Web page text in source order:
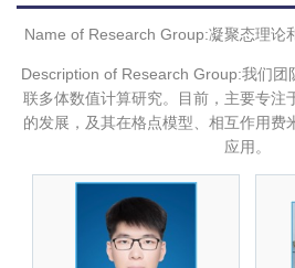
Name of Research Group:凝聚态理论
Description of Research Group:我们团
联多体数值计算研究。目前，主要专注
的发展，及其在格点模型、相互作用费
应用。